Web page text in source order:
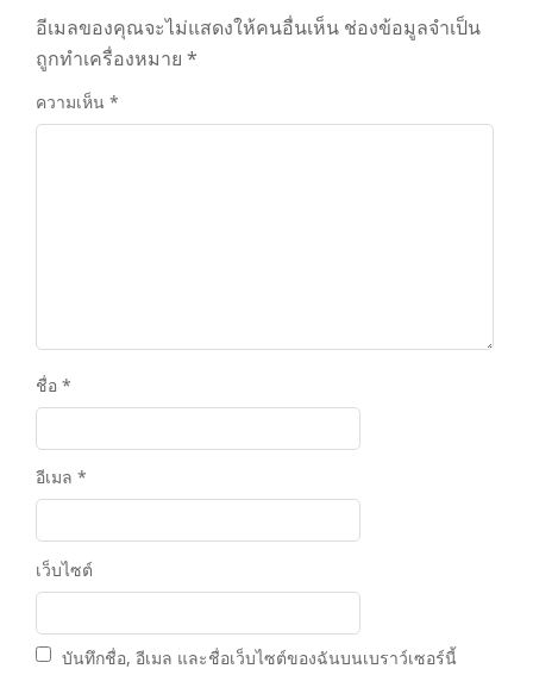
อีเมลของคุณจะไม่แสดงให้คนอื่นเห็น ช่องข้อมูลจำเป็น
ถูกทำเครื่องหมาย *
ความเห็น *
ชื่อ *
อีเมล *
เว็บไซต์
บันทึกชื่อ, อีเมล และชื่อเว็บไซต์ของฉันบนเบราว์เซอร์นี้